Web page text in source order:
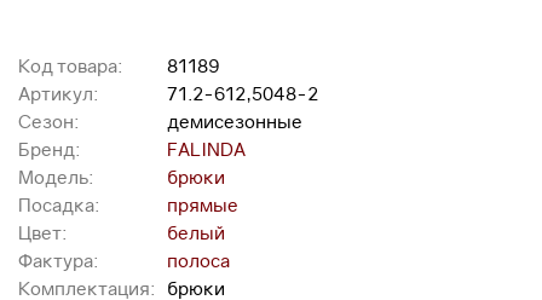
Код товара:
81189
Артикул:
71.2-612,5048-2
Сезон:
демисезонные
Бренд:
FALINDA
Модель:
брюки
Посадка:
прямые
Цвет:
белый
Фактура:
полоса
Комплектация:
брюки